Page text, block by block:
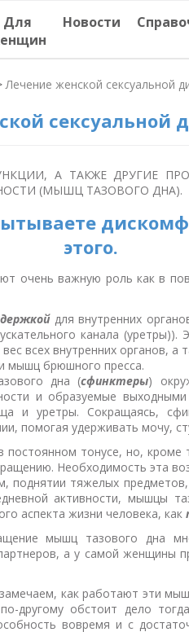
Для
Новости
Лечение женской сексуальной
сексуальной
А ТАКЖЕ ДРУГИЕ
(МЫШЦ ТАЗОВОГО ДНА).
этого.
очень важную роль как в
для внутренних
канала
всех внутренних органов,
мышц брюшного пресса.
дна (сфинктеры)
и образуемые выходными
и уретры. Сокращаясь,
помогая удерживать мочу,
тонусе, но, кроме
Необходимость эта
поднятии тяжелых
активности, мышцы
аспекта жизни человека, как
мышц тазового дна
а у самой женщины
как работают эти
другому обстоит дело
вовремя и с